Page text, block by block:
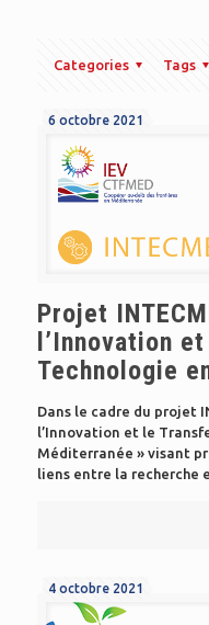
Categories Tags
6 octobre 2021
Projet
l’Innovation
Technologie
Dans le cadre du projet
l’Innovation et le
Méditerranée » visant
liens entre la recherche
4 octobre 2021